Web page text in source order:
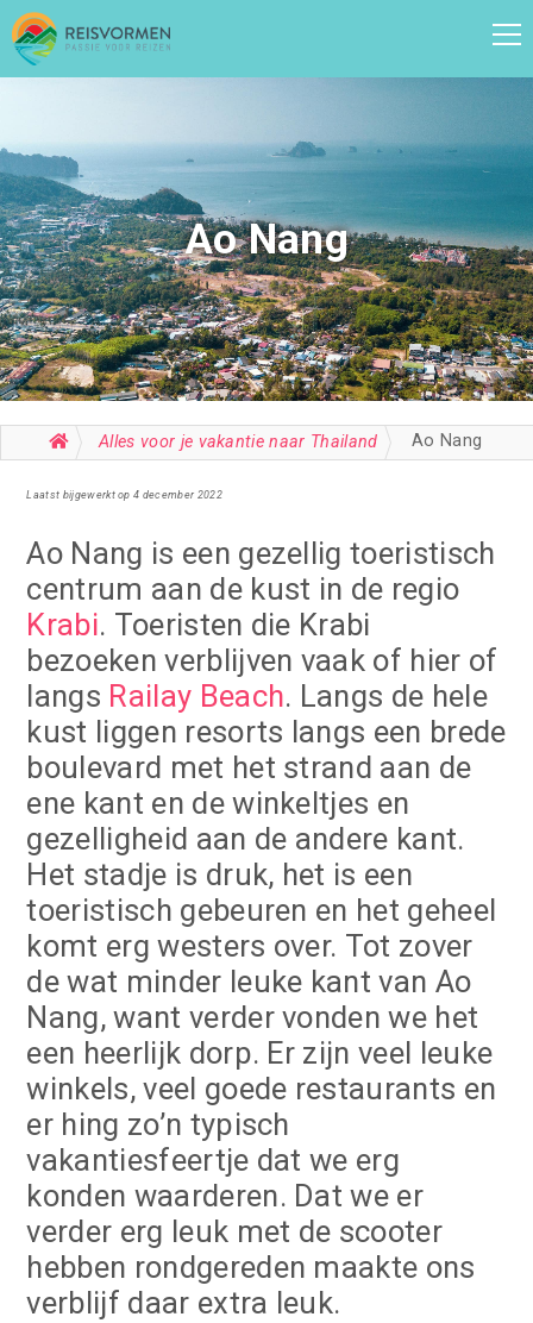
Ao Nang
Alles voor je vakantie naar Thailand Ao Nang
Laatst bijgewerkt op 4 december 2022
Ao Nang is een gezellig toeristisch
centrum aan de kust in de regio
Krabi. Toeristen die Krabi
bezoeken verblijven vaak of hier of
langs Railay Beach. Langs de hele
kust liggen resorts langs een brede
boulevard met het strand aan de
ene kant en de winkeltjes en
gezelligheid aan de andere kant.
Het stadje is druk, het is een
toeristisch gebeuren en het geheel
komt erg westers over. Tot zover
de wat minder leuke kant van Ao
Nang, want verder vonden we het
een heerlijk dorp. Er zijn veel leuke
winkels, veel goede restaurants en
er hing zo’n typisch
vakantiesfeertje dat we erg
konden waarderen. Dat we er
verder erg leuk met de scooter
hebben rondgereden maakte ons
verblijf daar extra leuk.